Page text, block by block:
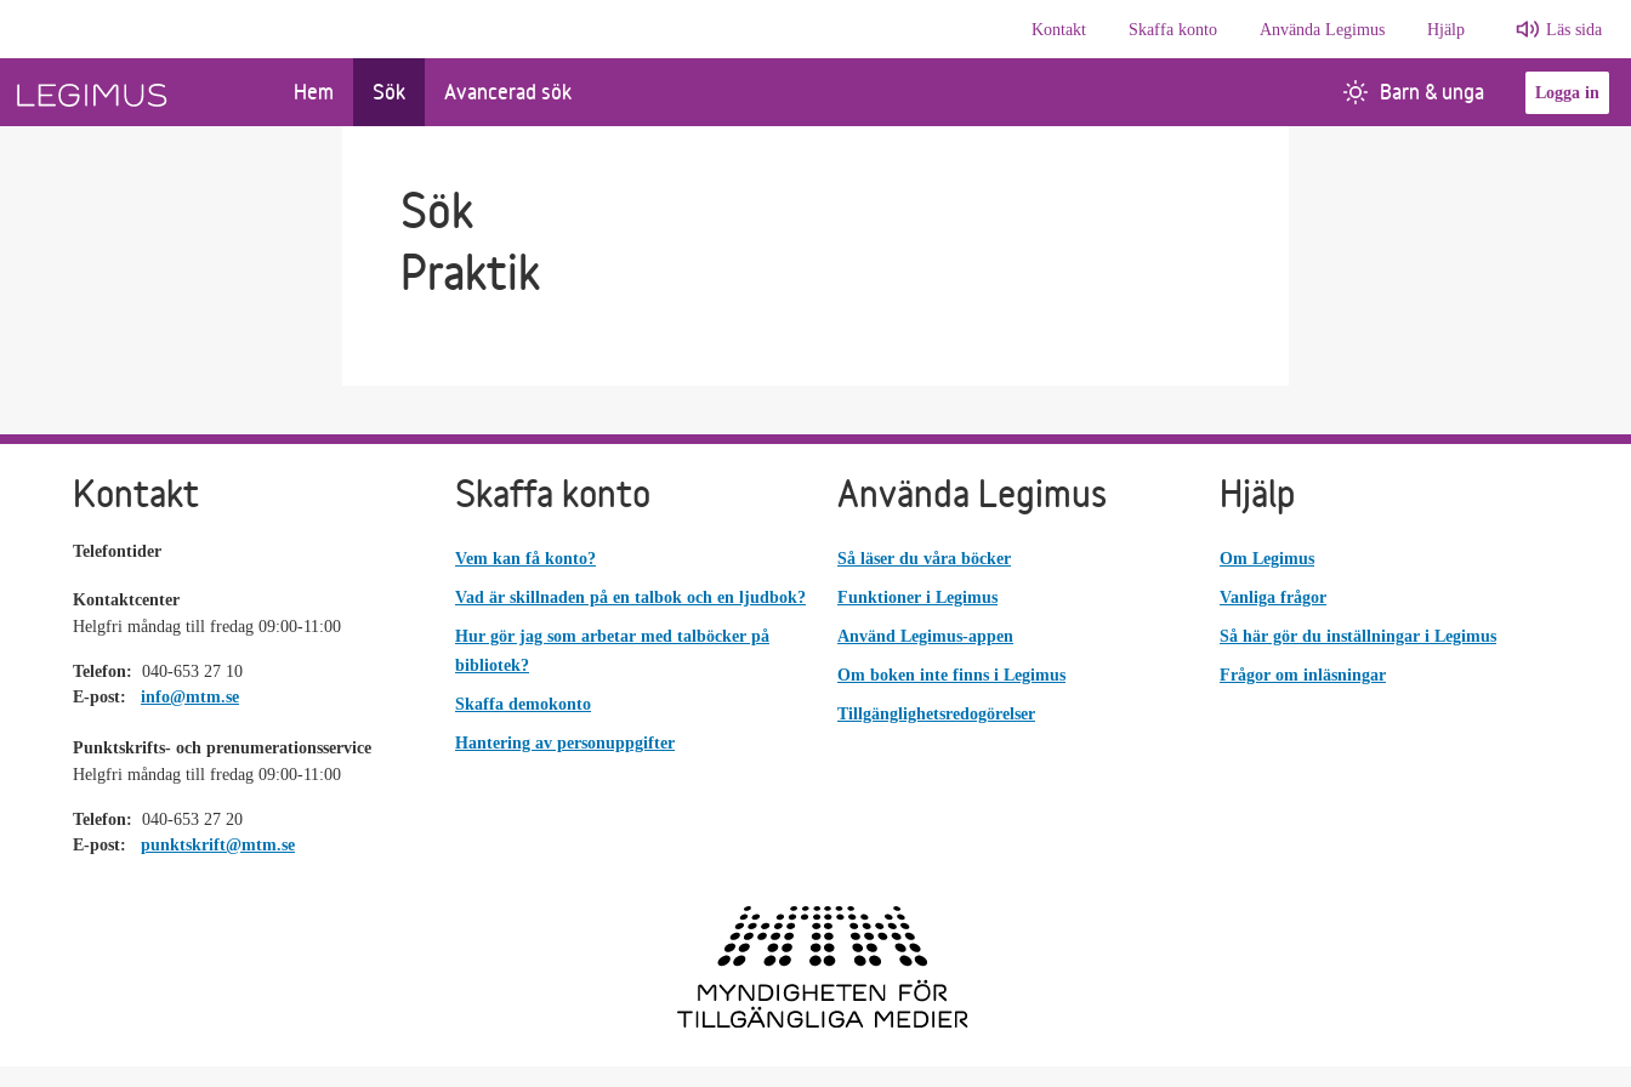
Kontakt
Skaffa konto Använda Legimus Hjälp Läs sida
Hem Sök Avancerad sök Barn & unga Logga in
Sök
Praktik
Kontakt
Telefontider
Kontaktcenter
Helgfri måndag till fredag 09:00-11:00
Telefon: 040-653 27 10
E-post:
info@mtm.se
Punktskrifts- och prenumerationsservice
Helgfri måndag till fredag 09:00-11:00
Telefon: 040-653 27 20
E-post:
punktskrift@mtm.se
Skaffa konto
Vem kan få konto?
Vad är skillnaden på en talbok och en ljudbok?
Hur gör jag som arbetar med talböcker på
bibliotek?
Skaffa demokonto
Hantering av personuppgifter
Använda Legimus
Så läser du våra böcker
Funktioner i Legimus
Använd Legimus-appen
Om boken inte finns i Legimus
Tillgänglighetsredogörelser
Hjälp
Om Legimus
Vanliga frågor
Så här gör du inställningar i Legimus
Frågor om inläsningar